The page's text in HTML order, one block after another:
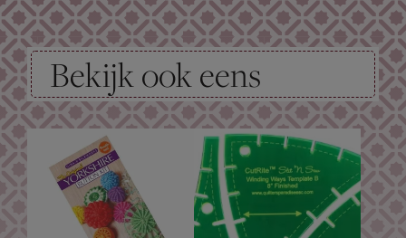
Bekijk ook eens